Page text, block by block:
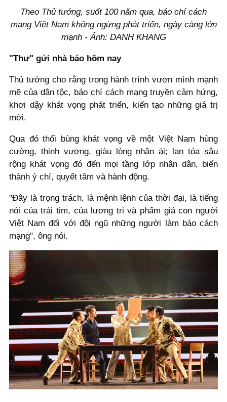
Theo Thủ tướng, suốt 100 năm qua, báo chí cách
mạng Việt Nam không ngừng phát triển, ngày càng lớn
mạnh - Ảnh: DANH KHANG
"Thư" gửi nhà báo hôm nay
Thủ tướng cho rằng trong hành trình vươn mình mạnh
mẽ của dân tộc, báo chí cách mạng truyền cảm hứng,
khơi dậy khát vọng phát triển, kiến tạo những giá trị
mới.
Qua đó thổi bùng khát vọng về một Việt Nam hùng
cường, thịnh vượng, giàu lòng nhân ái; lan tỏa sâu
rộng khát vọng đó đến mọi tầng lớp nhân dân, biến
thành ý chí, quyết tâm và hành động.
"Đây là trọng trách, là mệnh lệnh của thời đại, là tiếng
nói của trái tim, của lương tri và phẩm giá con người
Việt Nam đối với đội ngũ những người làm báo cách
mạng", ông nói.